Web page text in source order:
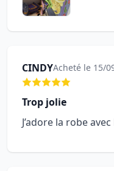
CINDYAcheté le 15/
Trop jolie
J’adore la robe